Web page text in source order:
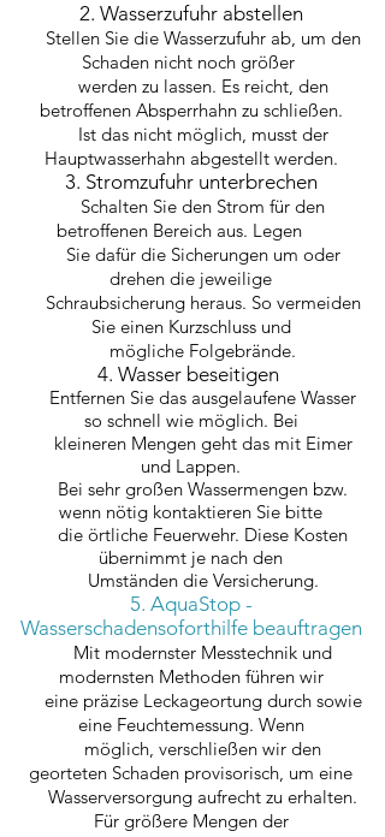
2. Wasserzufuhr abstellen
Stellen Sie die Wasserzufuhr ab, um den
Schaden nicht noch größer
werden zu lassen. Es reicht, den
betroffenen Absperrhahn zu schließen.
Ist das nicht möglich, musst der
Hauptwasserhahn abgestellt werden.
3. Stromzufuhr unterbrechen
Schalten Sie den Strom für den
betroffenen Bereich aus. Legen
Sie dafür die Sicherungen um oder
drehen die jeweilige
Schraubsicherung heraus. So vermeiden
Sie einen Kurzschluss und
mögliche Folgebrände.
4. Wasser beseitigen
Entfernen Sie das ausgelaufene Wasser
so schnell wie möglich. Bei
kleineren Mengen geht das mit Eimer
und Lappen.
Bei sehr großen Wassermengen bzw.
wenn nötig kontaktieren Sie bitte
die örtliche Feuerwehr. Diese Kosten
übernimmt je nach den
Umständen die Versicherung.
5. AquaStop -
Wasserschadensoforthilfe beauftragen
Mit modernster Messtechnik und
modernsten Methoden führen wir
eine präzise Leckageortung durch sowie
eine Feuchtemessung. Wenn
möglich, verschließen wir den
georteten Schaden provisorisch, um eine
Wasserversorgung aufrecht zu erhalten.
Für größere Mengen der